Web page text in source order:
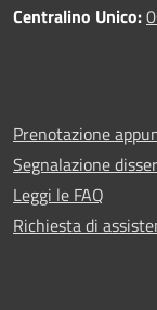
Centralino Unico:
Prenotazione
Segnalazione
Leggi le FAQ
Richiesta di